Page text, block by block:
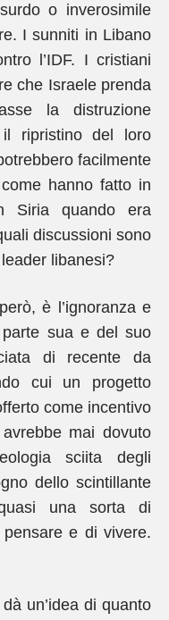
o inverosimile
I sunniti in Libano
l’IDF. I cristiani
che Israele prenda
la distruzione
ripristino del loro
facilmente
hanno fatto in
Siria quando era
discussioni sono
libanesi?
è l’ignoranza e
parte sua e del suo
di recente da
cui un progetto
come incentivo
mai dovuto
sciita degli
dello scintillante
una sorta di
e di vivere.
un’idea di quanto